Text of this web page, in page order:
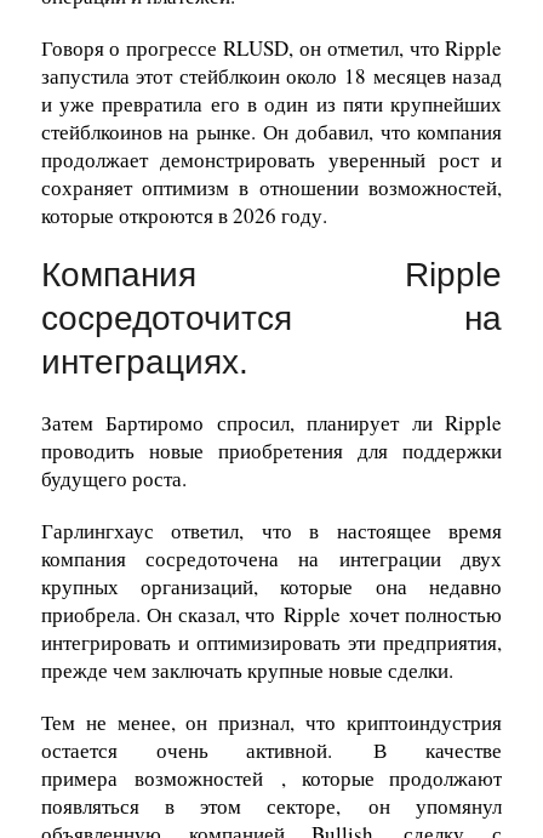
Говоря о прогрессе RLUSD, он отметил, что Ripple
запустила этот стейблкоин около 18 месяцев назад
и уже превратила его в один из пяти крупнейших
стейблкоинов на рынке. Он добавил, что компания
продолжает демонстрировать уверенный рост и
сохраняет оптимизм в отношении возможностей,
которые откроются в 2026 году.
Компания Ripple
сосредоточится на
интеграциях.
Затем Бартиромо спросил, планирует ли Ripple
проводить новые приобретения для поддержки
будущего роста.
Гарлингхаус ответил, что в настоящее время
компания сосредоточена на интеграции двух
крупных организаций, которые она недавно
приобрела. Он сказал, чтоRipple хочет полностью
интегрировать и оптимизировать эти предприятия,
прежде чем заключать крупные новые сделки.
Тем не менее, он признал, что криптоиндустрия
остается очень активной.В качестве
примеравозможностей , которые продолжают
появляться в этом секторе,он упомянул